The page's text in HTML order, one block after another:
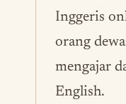
Inggeris
orang
mengajar
English.